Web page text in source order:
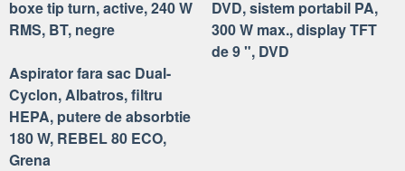
boxe tip turn, active, 240 W
RMS, BT, negre
DVD, sistem portabil PA,
300 W max., display TFT
de 9 ", DVD
Aspirator fara sac Dual-
Cyclon, Albatros, filtru
HEPA, putere de absorbtie
180 W, REBEL 80 ECO,
Grena